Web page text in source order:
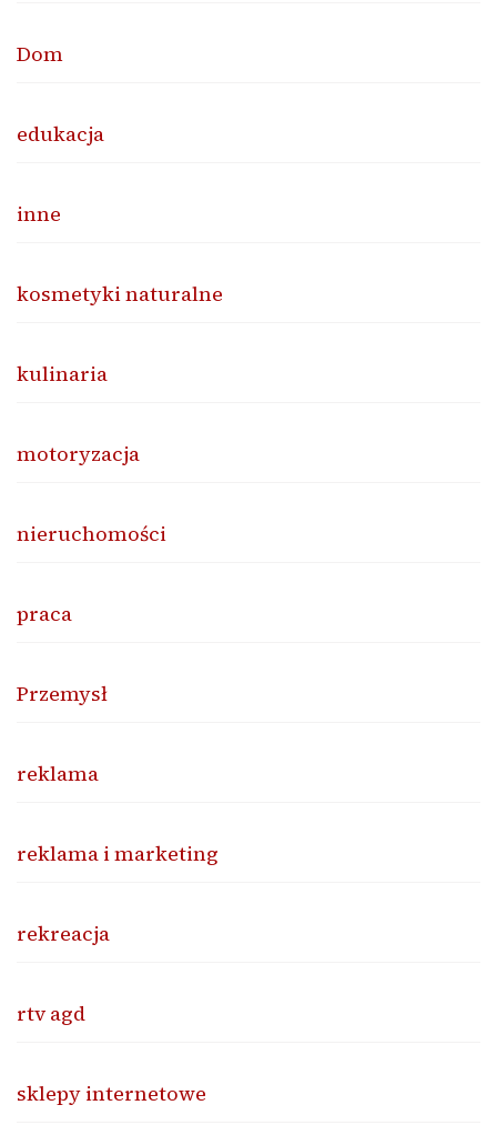
Dom
edukacja
inne
kosmetyki naturalne
kulinaria
motoryzacja
nieruchomości
praca
Przemysł
reklama
reklama i marketing
rekreacja
rtv agd
sklepy internetowe